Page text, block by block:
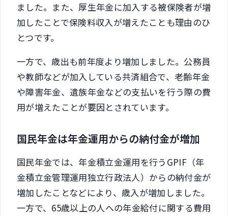
ました。また、厚生年金に加入する被保険者が増
加したことで保険料収入が増えたことも理由のひ
とつです。
一方で、歳出も前年度より増加しました。公務員
や教師などが加入している共済組合で、老齢年金
や障害年金、遺族年金などの支払いを行う際の費
用が増えたことが要因とされています。
国民年金は年金運用からの納付金が増加
国民年金では、年金積立金運用を行うGPIF（年
金積立金管理運用独立行政法人）からの納付金が
増加したことなどにより、歳入が増加しました。
一方で、65歳以上の人への年金給付に関する費用